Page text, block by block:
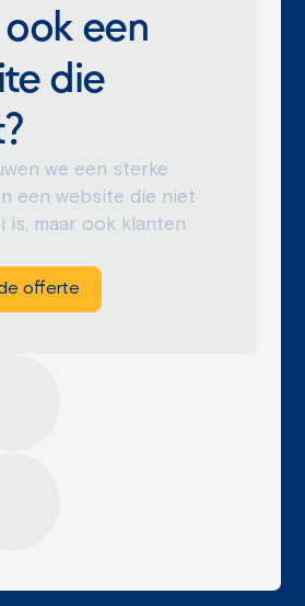
een
die
we een sterke
een website die niet
is, maar ook klanten
offerte